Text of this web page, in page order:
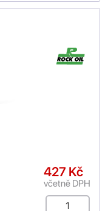
427 Kč
včetně DPH